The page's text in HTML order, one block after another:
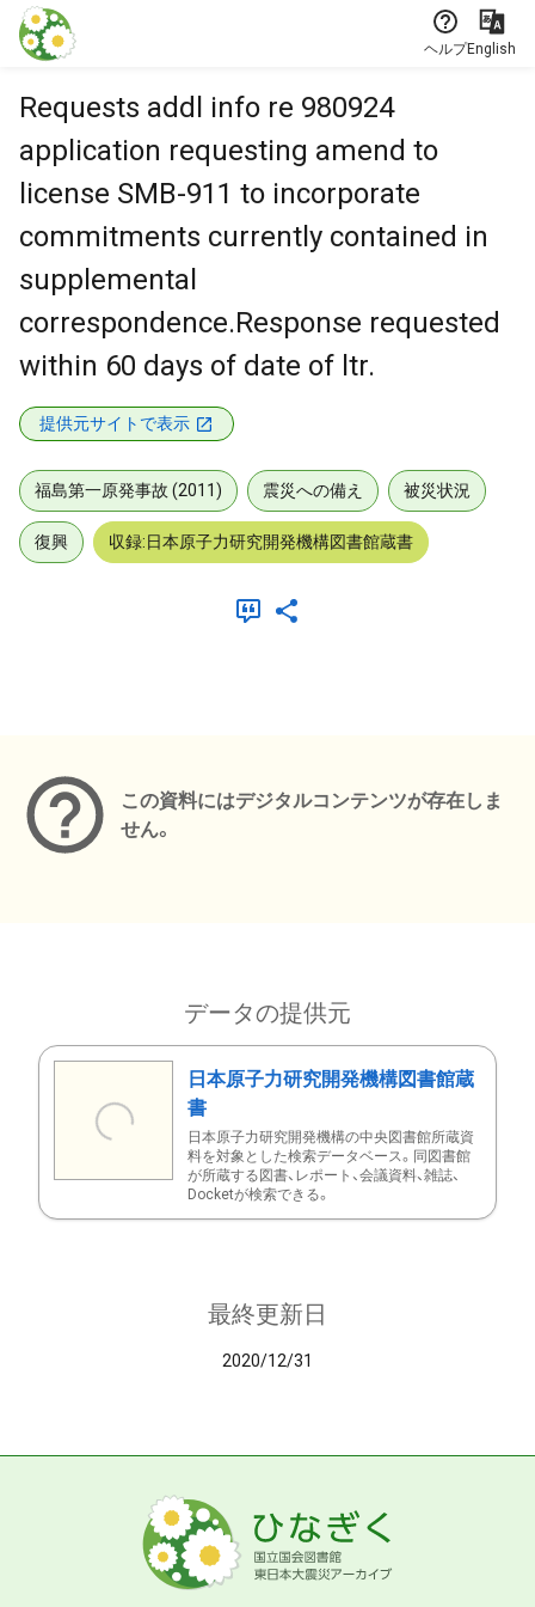
本文に飛ぶ
ヘルプEnglish
Requests addl info re 980924
application requesting amend to
license SMB-911 to incorporate
commitments currently contained in
supplemental
correspondence.Response requested
within 60 days of date of ltr.
提供元サイトで表示
福島第一原発事故 (2011) 震災への備え 被災状況
復興 収録:日本原子力研究開発機構図書館蔵書
この資料にはデジタルコンテンツが存在しま
せん。
データの提供元
日本原子力研究開発機構図書館蔵
書
日本原子力研究開発機構の中央図書館所蔵資
料を対象とした検索データベース。同図書館
が所蔵する図書、レポート、会議資料、雑誌、
Docketが検索できる。
最終更新日
2020/12/31